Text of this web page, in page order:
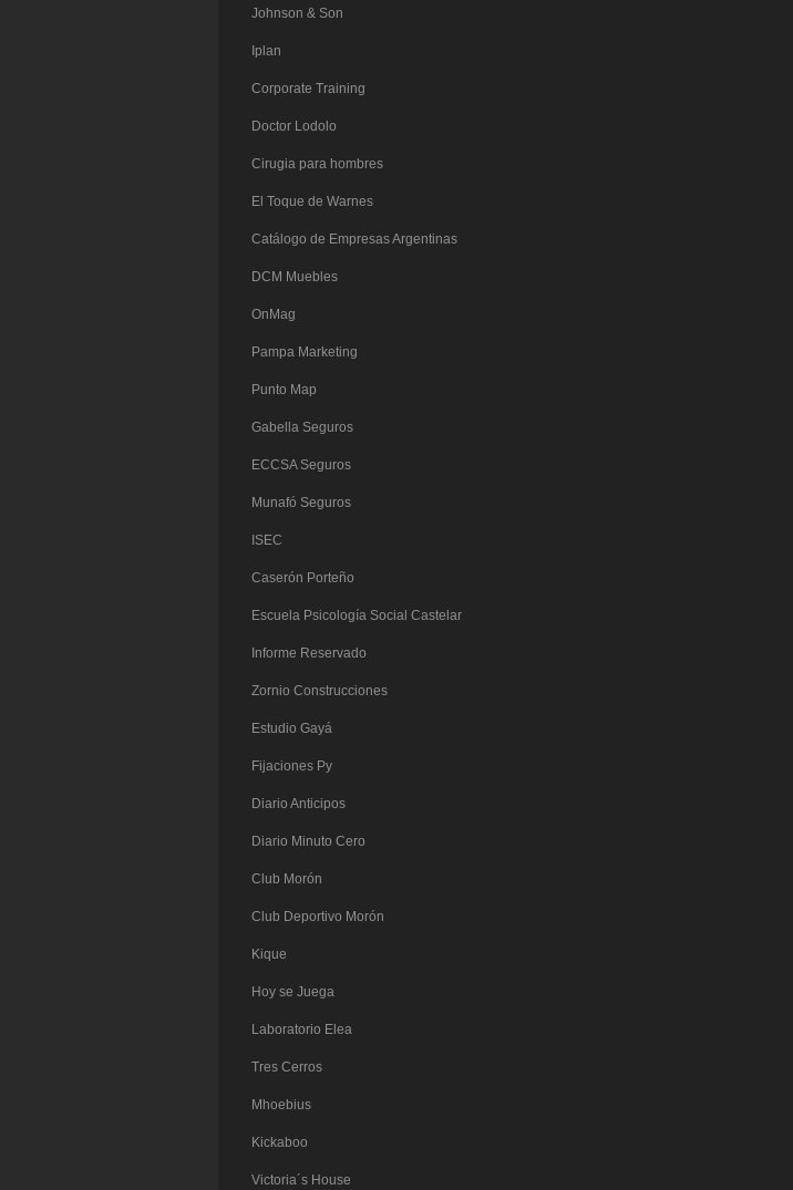
Johnson & Son
Iplan
Corporate Training
Doctor Lodolo
Cirugia para hombres
El Toque de Warnes
Catálogo de Empresas Argentinas
DCM Muebles
OnMag
Pampa Marketing
Punto Map
Gabella Seguros
ECCSA Seguros
Munafó Seguros
ISEC
Caserón Porteño
Escuela Psicología Social Castelar
Informe Reservado
Zornio Construcciones
Estudio Gayá
Fijaciones Py
Diario Anticipos
Diario Minuto Cero
Club Morón
Club Deportivo Morón
Kique
Hoy se Juega
Laboratorio Elea
Tres Cerros
Mhoebius
Kickaboo
Victoria´s House